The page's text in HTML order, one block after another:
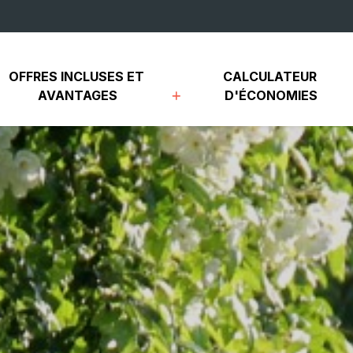
OFFRES INCLUSES ET
AVANTAGES
CALCULATEUR
D'ÉCONOMIES